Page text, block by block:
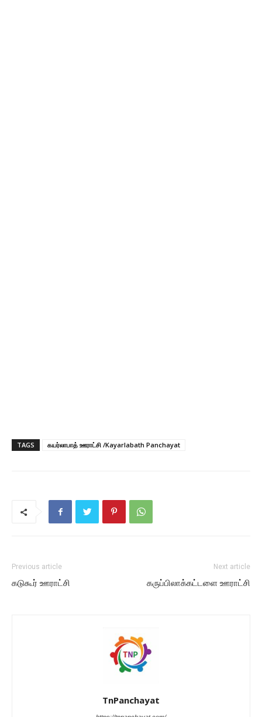
TAGS கயர்லாபாத் ஊராட்சி /Kayarlabath Panchayat
Previous article
கடுகூர் ஊராட்சி
Next article
கருப்பிலாக்கட்டளை ஊராட்சி
TnPanchayat